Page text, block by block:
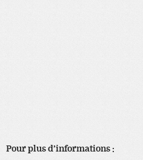
Pour plus d’informations :